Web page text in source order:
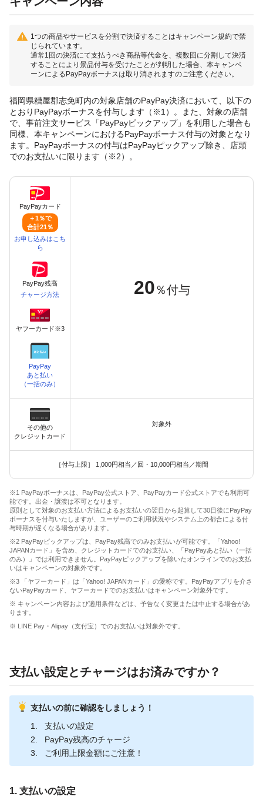
1つの商品やサービスを分割で決済することはキャンペーン規約で禁
じられています。
通常1回の決済にて支払うべき商品等代金を、複数回に分割して決済
することにより景品付与を受けたことが判明した場合、本キャンペ
ーンによるPayPayボーナスは取り消されますのご注意ください。
福岡県糟屋郡志免町内の対象店舗のPayPay決済において、以下の
とおりPayPayボーナスを付与します（※1）。また、対象の店舗
で、事前注文サービス「PayPayピックアップ」を利用した場合も
同様、本キャンペーンにおけるPayPayボーナス付与の対象となり
ます。PayPayボーナスの付与はPayPayピックアップ除き、店頭
でのお支払いに限ります（※2）。
PayPayカード
＋1％で
合計21％
お申し込みはこち
ら
PayPay残高
チャージ方法
ヤフーカード※3
PayPay
あと払い
（一括のみ）
20 ％付与
その他の
クレジットカード
対象外
［付与上限］ 1,000円相当／回・10,000円相当／期間
※1 PayPayボーナスは、PayPay公式ストア、PayPayカード公式ストアでも利用可
能です。出金・譲渡は不可となります。
原則として対象のお支払い方法によるお支払いの翌日から起算して30日後にPayPay
ボーナスを付与いたしますが、ユーザーのご利用状況やシステム上の都合による付
与時期が遅くなる場合があります。
※2 PayPayピックアップは、PayPay残高でのみお支払いが可能です。「Yahoo!
JAPANカード」を含め、クレジットカードでのお支払い、「PayPayあと払い（一括
のみ）」では利用できません。PayPayピックアップを除いたオンラインでのお支払
いはキャンペーンの対象外です。
※3 「ヤフーカード」は「Yahoo! JAPANカード」の愛称です。PayPayアプリを介さ
ないPayPayカード、ヤフーカードでのお支払いはキャンペーン対象外です。
※ キャンペーン内容および適用条件などは、予告なく変更または中止する場合があ
ります。
※ LINE Pay・Alipay（支付宝）でのお支払いは対象外です。
支払い設定とチャージはお済みですか？
支払いの前に確認をしましょう！
支払いの設定
PayPay残高のチャージ
ご利用上限金額にご注意！
1. 支払いの設定